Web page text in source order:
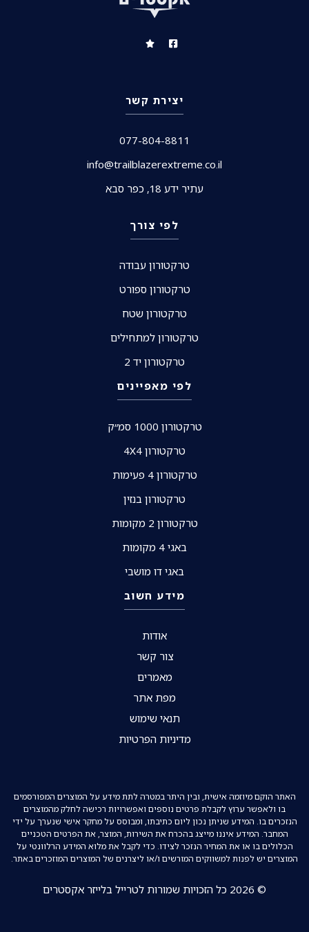
יצירת קשר
077-804-8811
info@trailblazerextreme.co.il
עתיר ידע 18, כפר סבא
לפי צורך
טרקטורון עבודה
טרקטורון ספורט
טרקטורון שטח
טרקטורון למתחילים
טרקטורון יד 2
לפי מאפיינים
טרקטורון 1000 סמ״ק
טרקטורון 4X4
טרקטורון 4 פעימות
טרקטורון בנזין
טרקטורון 2 מקומות
באגי 4 מקומות
באגי דו מושבי
מידע חשוב
אודות
צור קשר
מאמרים
מפת אתר
תנאי שימוש
מדיניות הפרטיות
האתר הוקם מיוזמה אישית, ובין היתר במטרה לתת מידע על המוצרים המפורסמים
בו ולאפשר ערוץ לקבלת פרטים נוספים ואפשרויות רכישה לחלק מהמוצרים
הנזכרים בו. המידע שניתן נכון ליום כתיבתו, ומבוסס על מחקר אישי שנערך על ידי
המחבר. המידע איננו מייצג בהכרח את השירות, המוצר, את הפרטים הטכניים
הכלולים בו או את המחיר הנזכר לצידו. כדי לקבל את מלוא המידע הרלוונטי על
המוצרים יש לפנות למשווקים המורשים ו/או ליצרנים של המוצרים המוזכרים באתר.
© 2026 כל הזכויות שמורות לטרייל בלייזר אקסטרים